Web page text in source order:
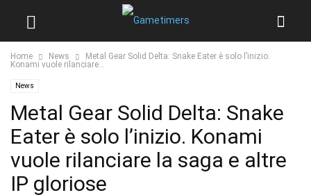
Home News
Metal Gear Solid Delta: Snake Eater è solo l’inizio.
Konami vuole rilanciare...
News
Metal Gear Solid Delta: Snake
Eater è solo l’inizio. Konami
vuole rilanciare la saga e altre
IP gloriose